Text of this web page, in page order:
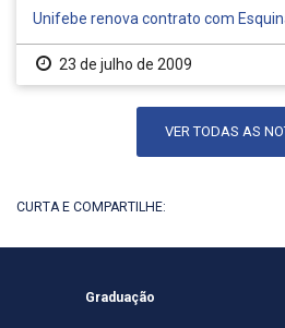
Unifebe renova contrato com
23 de julho de 2009
VER TODAS AS
CURTA E COMPARTILHE:
Graduação